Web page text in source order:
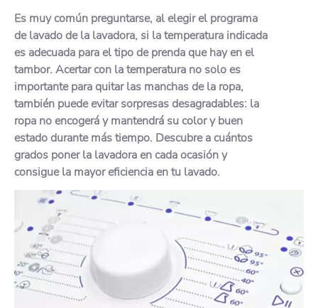
Es muy común preguntarse, al elegir el programa
de lavado de la lavadora, si la temperatura indicada
es adecuada para el tipo de prenda que hay en el
tambor. Acertar con la temperatura no solo es
importante para quitar las manchas de la ropa,
también puede evitar sorpresas desagradables: la
ropa no encogerá y mantendrá su color y buen
estado durante más tiempo. Descubre a cuántos
grados poner la lavadora en cada ocasión y
consigue la mayor eficiencia en tu lavado.